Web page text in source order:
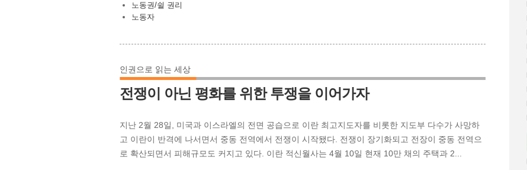
노동권/쉴 권리
노동자
인권으로 읽는 세상
전쟁이 아닌 평화를 위한 투쟁을 이어가자
지난 2월 28일, 미국과 이스라엘의 전면 공습으로 이란 최고지도자를 비롯한 지도부 다수가 사망하
고 이란이 반격에 나서면서 중동 전역에서 전쟁이 시작됐다. 전쟁이 장기화되고 전장이 중동 전역으
로 확산되면서 피해규모도 커지고 있다. 이란 적신월사는 4월 10일 현재 10만 채의 주택과 2...